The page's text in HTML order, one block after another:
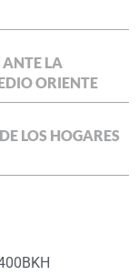
ANTE LA
ORIENTE
LOS HOGARES